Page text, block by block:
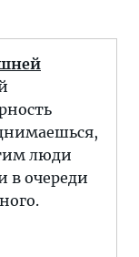
люди
в очереди